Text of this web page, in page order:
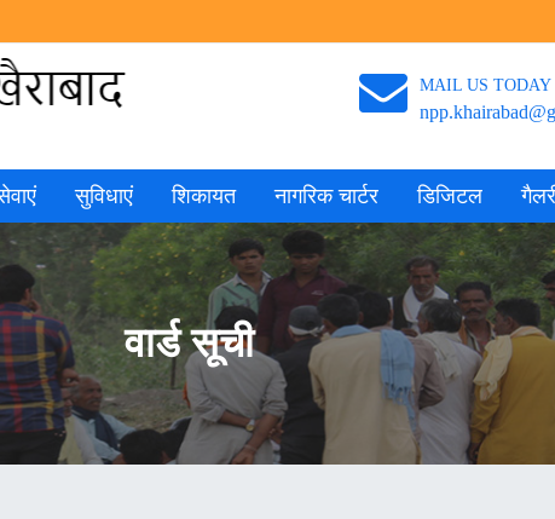
MAIL US TODAY
सुविधाएं शिकायत नागरिक चार्टर डिजिटल
वार्ड सूची